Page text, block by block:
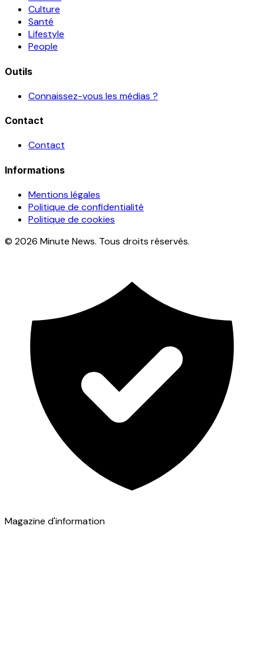
Culture
Santé
Lifestyle
People
Outils
Connaissez-vous les médias ?
Contact
Contact
Informations
Mentions légales
Politique de confidentialité
Politique de cookies
© 2026 Minute News. Tous droits réservés.
Magazine d'information